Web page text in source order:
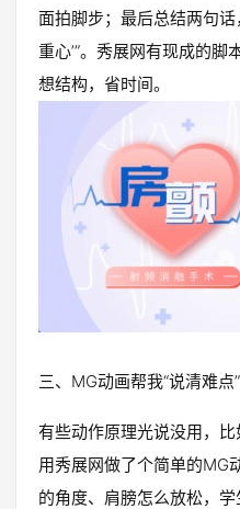
面拍脚步；最后总结两句话
重心’”。秀展网有现成的
想结构，省时间。
三、MG动画帮我“说清难点”
有些动作原理光说没用，
用秀展网做了个简单的MG
的角度、肩膀怎么放松，